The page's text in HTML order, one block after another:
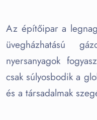
Az építőipar a
üvegházhatású
nyersanyagok
csak súlyosbodik a
és a társadalmak